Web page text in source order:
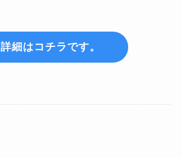
詳細はコチラです。